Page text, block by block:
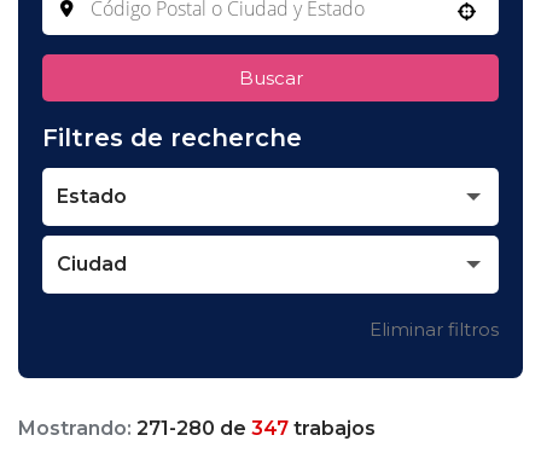
Buscar
Filtres de recherche
Estado
Ciudad
Eliminar filtros
Mostrando: 271-280 de 347 trabajos